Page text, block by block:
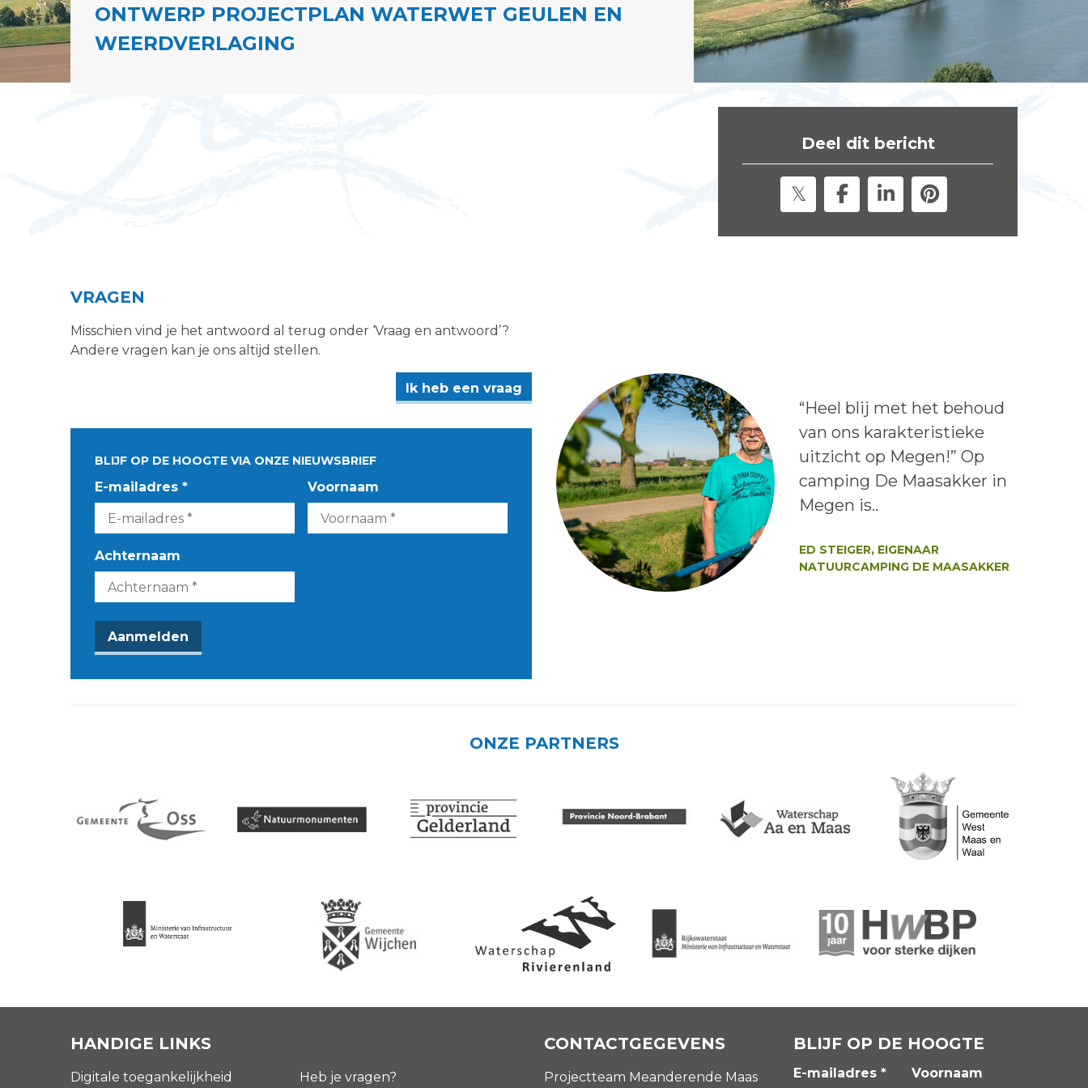
ONTWERP PROJECTPLAN WATERWET GEULEN EN
WEERDVERLAGING
Deel dit bericht
VRAGEN
Misschien vind je het antwoord al terug onder ‘Vraag en antwoord’?
Andere vragen kan je ons altijd stellen.
Ik heb een vraag
BLIJF OP DE HOOGTE VIA ONZE NIEUWSBRIEF
E-mailadres * Voornaam
Achternaam
Lees het bericht:
“Heel blij met het behoud
van ons karakteristieke
uitzicht op Megen!” Op
camping De Maasakker in
Megen is..
ED STEIGER, EIGENAAR
NATUURCAMPING DE MAASAKKER
ONZE PARTNERS
HANDIGE LINKS
Digitale toegankelijkheid Heb je vragen?
CONTACTGEGEVENS
Projectteam Meanderende Maas
BLIJF OP DE HOOGTE
E-mailadres * Voornaam